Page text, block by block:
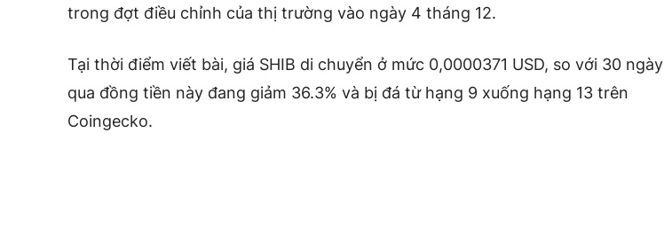
trong đợt điều chỉnh của thị trường vào ngày 4 tháng 12.
Tại thời điểm viết bài, giá SHIB di chuyển ở mức 0,0000371 USD, so với 30 ngày
qua đồng tiền này đang giảm 36.3% và bị đá từ hạng 9 xuống hạng 13 trên
Coingecko.